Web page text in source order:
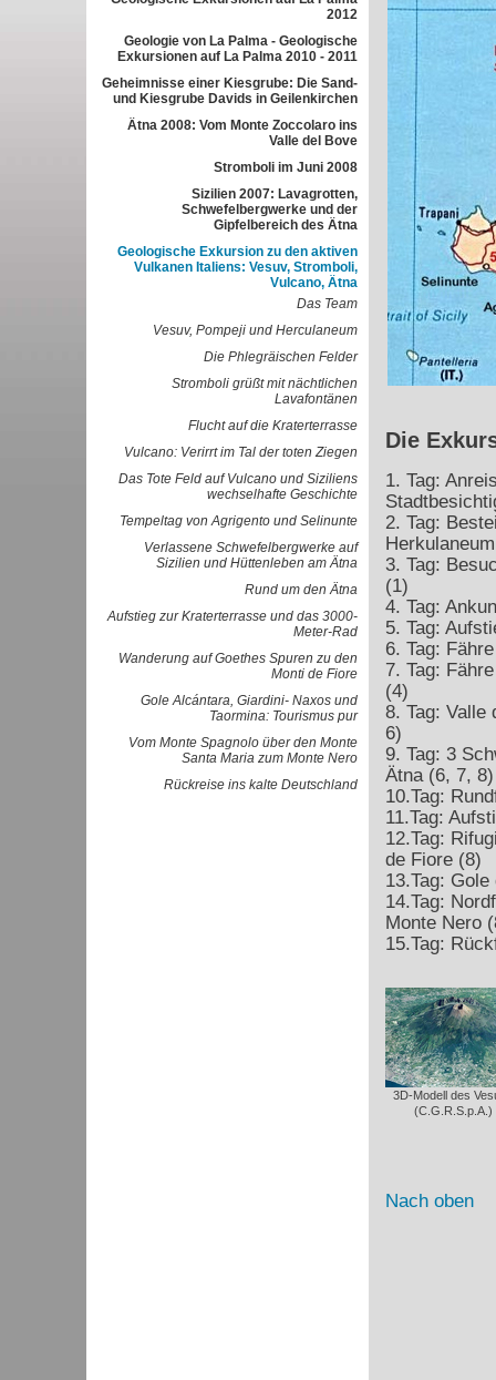
2012
Geologie von La Palma - Geologische
Exkursionen auf La Palma 2010 - 2011
Geheimnisse einer Kiesgrube: Die Sand-
und Kiesgrube Davids in Geilenkirchen
Ätna 2008: Vom Monte Zoccolaro ins
Valle del Bove
Stromboli im Juni 2008
Sizilien 2007: Lavagrotten,
Schwefelbergwerke und der
Gipfelbereich des Ätna
Geologische Exkursion zu den aktiven
Vulkanen Italiens: Vesuv, Stromboli,
Vulcano, Ätna
Das Team
Vesuv, Pompeji und Herculaneum
Die Phlegräischen Felder
Stromboli grüßt mit nächtlichen
Lavafontänen
Flucht auf die Kraterterrasse
Vulcano: Verirrt im Tal der toten Ziegen
Das Tote Feld auf Vulcano und Siziliens
wechselhafte Geschichte
Tempeltag von Agrigento und Selinunte
Verlassene Schwefelbergwerke auf
Sizilien und Hüttenleben am Ätna
Rund um den Ätna
Aufstieg zur Kraterterrasse und das 3000-
Meter-Rad
Wanderung auf Goethes Spuren zu den
Monti de Fiore
Gole Alcántara, Giardini- Naxos und
Taormina: Tourismus pur
Vom Monte Spagnolo über den Monte
Santa Maria zum Monte Nero
Rückreise ins kalte Deutschland
Die
1. Tag:
2. Tag:
3. Tag:
(1)
4. Tag:
5. Tag:
6. Tag:
7. Tag:
(4)
8. Tag: Valle
6)
9. Tag: 3
Ätna (6, 7, 8)
10.Tag:
11.Tag:
12.Tag:
de Fiore (8)
13.Tag:
14.Tag:
Monte Nero
15.Tag:
3D-Modell des
(C.G.R.S.p.A.)
Nach oben